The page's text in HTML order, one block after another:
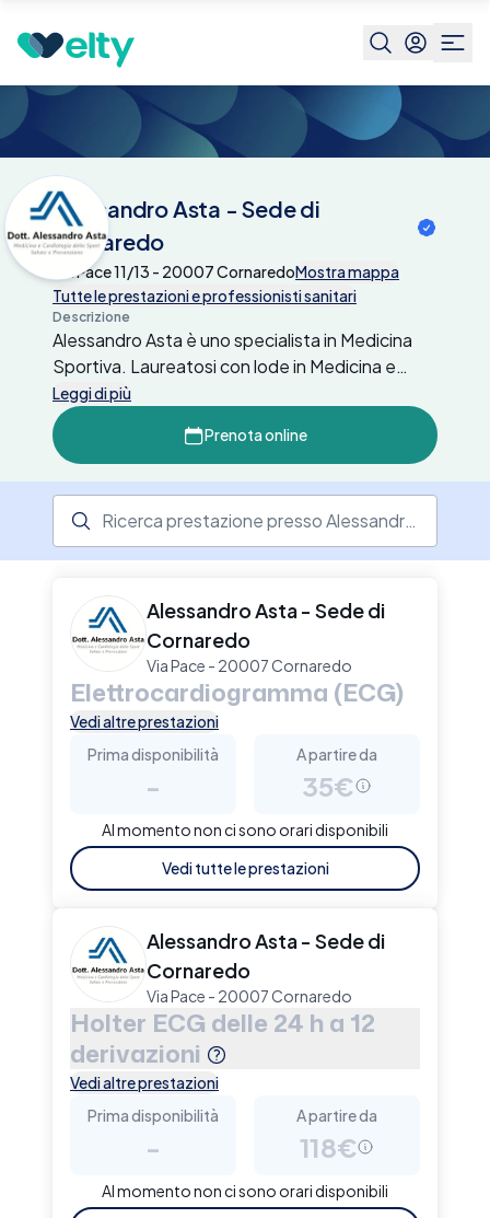
Alessandro Asta - Sede di
Cornaredo
Via Pace 11/13 - 20007 CornaredoMostra mappa
Tutte le prestazioni e professionisti sanitari
Descrizione
Alessandro Asta è uno specialista in Medicina
Sportiva. Laureatosi con lode in Medicina e
Chirurgia, si è specializzato in Medicina dello
Sport, focalizzandosi su prevenzione
cardiovascolare e valutazione funzionale di
atleti. Offre prestazioni come il certificato di
idoneità agonistica e non agonistica. Puoi
prenotare una visita online con il medico su Elty.
Leggi di più
Prenota online
Alessandro Asta - Sede di
Cornaredo
Via Pace - 20007 Cornaredo
Elettrocardiogramma (ECG)
Vedi altre prestazioni
Prima disponibilità
-
A partire da
35€
Al momento non ci sono orari disponibili
Vedi tutte le prestazioni
Alessandro Asta - Sede di
Cornaredo
Via Pace - 20007 Cornaredo
Holter ECG delle 24 h a 12
derivazioni
Vedi altre prestazioni
Prima disponibilità
-
A partire da
118€
Al momento non ci sono orari disponibili